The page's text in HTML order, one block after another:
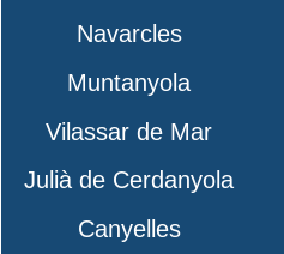
Navarcles
Muntanyola
Vilassar de Mar
Julià de Cerdanyola
Canyelles